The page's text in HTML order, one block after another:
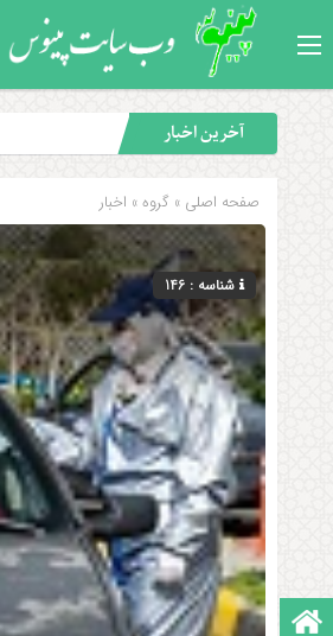
صفحه نخست
آخرین اخبار
صفحه اصلی » گروه » اخبار
شناسه : 146